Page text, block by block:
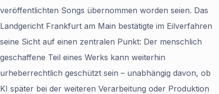
veröffentlichten Songs übernommen worden seien. Das
Landgericht Frankfurt am Main bestätigte im Eilverfahren
seine Sicht auf einen zentralen Punkt: Der menschlich
geschaffene Teil eines Werks kann weiterhin
urheberrechtlich geschützt sein – unabhängig davon, ob
KI später bei der weiteren Verarbeitung oder Produktion